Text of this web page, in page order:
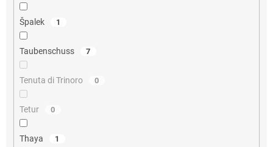
Špalek 1
Taubenschuss 7
Tenuta di Trinoro 0
Tetur 0
Thaya 1